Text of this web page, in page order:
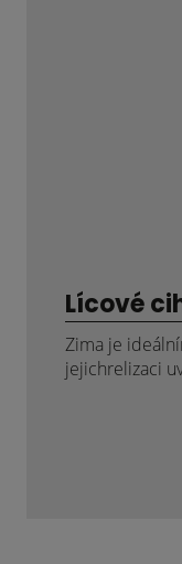
Lícové
Zima je
jejichrelizaci